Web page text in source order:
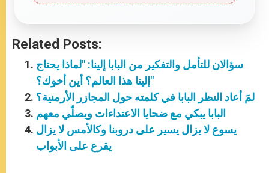
Related Posts:
سؤالان للتأمل والتفكير من البابا إلينا: "لماذا يحتاج
إلينا هذا العالم؟ أين أخوك؟"
لمَ أعاد النظر البابا في كلمته حول المجازر الأرمنية؟
البابا يبكي مع ضحايا الاعتداءات ويصلّي معهم
يسوع لا يزال يسير على دروبنا وكالأمس لا يزال
يقرع على الأبواب